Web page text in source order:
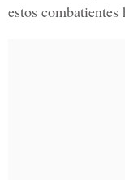
estos